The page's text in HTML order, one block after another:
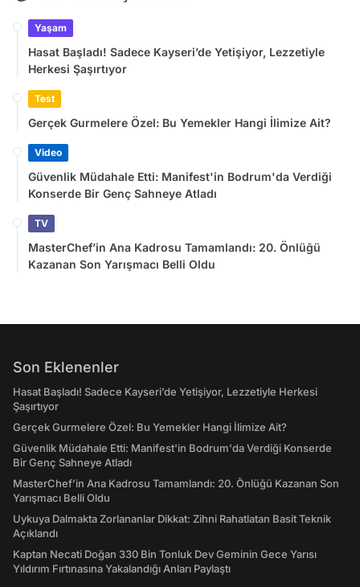
Yaşam
Hasat Başladı! Sadece Kayseri’de Yetişiyor, Lezzetiyle
Herkesi Şaşırtıyor
Test
Gerçek Gurmelere Özel: Bu Yemekler Hangi İlimize Ait?
Video
Güvenlik Müdahale Etti: Manifest'in Bodrum'da Verdiği
Konserde Bir Genç Sahneye Atladı
TV
MasterChef’in Ana Kadrosu Tamamlandı: 20. Önlüğü
Kazanan Son Yarışmacı Belli Oldu
Son Eklenenler
Hasat Başladı! Sadece Kayseri’de Yetişiyor, Lezzetiyle Herkesi
Şaşırtıyor
Gerçek Gurmelere Özel: Bu Yemekler Hangi İlimize Ait?
Güvenlik Müdahale Etti: Manifest'in Bodrum'da Verdiği Konserde
Bir Genç Sahneye Atladı
MasterChef’in Ana Kadrosu Tamamlandı: 20. Önlüğü Kazanan Son
Yarışmacı Belli Oldu
Uykuya Dalmakta Zorlananlar Dikkat: Zihni Rahatlatan Basit Teknik
Açıklandı
Kaptan Necati Doğan 330 Bin Tonluk Dev Geminin Gece Yarısı
Yıldırım Fırtınasına Yakalandığı Anları Paylaştı